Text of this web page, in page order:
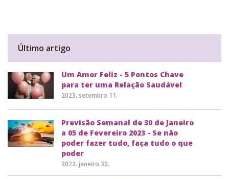
Último artigo
Um Amor Feliz - 5 Pontos Chave
para ter uma Relação Saudável
2023. setembro 11.
Previsão Semanal de 30 de Janeiro
a 05 de Fevereiro 2023 - Se não
poder fazer tudo, faça tudo o que
poder
2023. janeiro 30.